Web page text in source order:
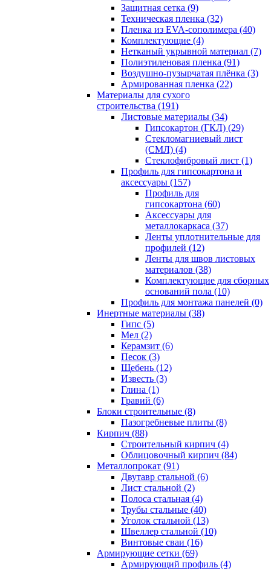
Защитная сетка (9)
Техническая пленка (32)
Пленка из EVA-сополимера (40)
Комплектующие (4)
Нетканый укрывной материал (7)
Полиэтиленовая пленка (91)
Воздушно-пузырчатая плёнка (3)
Армированная пленка (22)
Материалы для сухого
строительства (191)
Листовые материалы (34)
Гипсокартон (ГКЛ) (29)
Стекломагниевый лист
(СМЛ) (4)
Cтеклофибровый лист (1)
Профиль для гипсокартона и
аксессуары (157)
Профиль для
гипсокартона (60)
Аксессуары для
металлокаркаса (37)
Ленты уплотнительные для
профилей (12)
Ленты для швов листовых
материалов (38)
Комплектующие для сборных
оснований пола (10)
Профиль для монтажа панелей (0)
Инертные материалы (38)
Гипс (5)
Мел (2)
Керамзит (6)
Песок (3)
Щебень (12)
Известь (3)
Глина (1)
Гравий (6)
Блоки строительные (8)
Пазогребневые плиты (8)
Кирпич (88)
Строительный кирпич (4)
Облицовочный кирпич (84)
Металлопрокат (91)
Двутавр стальной (6)
Лист стальной (2)
Полоса стальная (4)
Трубы стальные (40)
Уголок стальной (13)
Швеллер стальной (10)
Винтовые сваи (16)
Армирующие сетки (69)
Армирующий профиль (4)